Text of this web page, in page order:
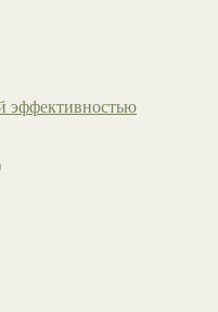
эффективностью